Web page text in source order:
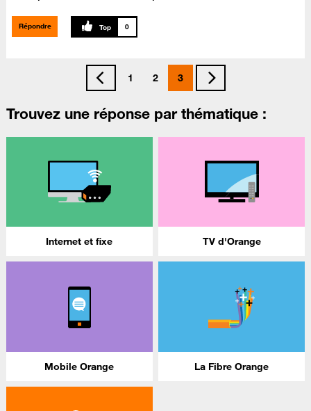
Répondre 0
1 2 3
Trouvez une réponse par thématique :
Internet et fixe TV d'Orange
Mobile Orange La Fibre Orange